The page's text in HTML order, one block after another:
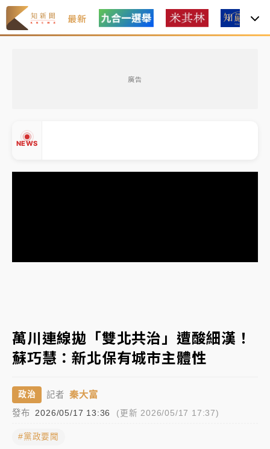
最新
廣告
NEWS
處置制度大變革！ 證交所今起縮短股票「關禁閉」天
數與撮合時間
才續任就飛美國大學面試 清大校長高為元致歉：機會
標？ 鴻海本週法說法人關注的四大重點
中租控股7月營收創今年新高 前7月獲利成長6%
獨家｜ 和欣客運總裁逝世！少東涉洗錢遭收押 戴手銬
處置制度大變革！ 證交所今起縮短股票「關禁閉」天
數與撮合時間
才續任就飛美國大學面試 清大校長高為元致歉：機會
萬川連線拋「雙北共治」遭酸細漢！
蘇巧慧：新北保有城市主體性
政治 記者 秦大富
發布 2026/05/17 13:36 (更新 2026/05/17 17:37)
#黨政要聞